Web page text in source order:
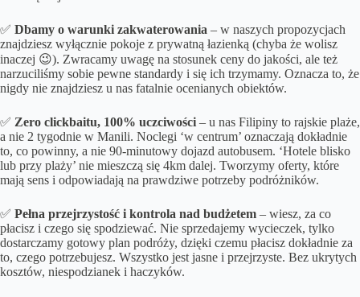
✅ Dbamy o warunki zakwaterowania – w naszych propozycjach
znajdziesz wyłącznie pokoje z prywatną łazienką (chyba że wolisz
inaczej 😉). Zwracamy uwagę na stosunek ceny do jakości, ale też
narzuciliśmy sobie pewne standardy i się ich trzymamy. Oznacza to, że
nigdy nie znajdziesz u nas fatalnie ocenianych obiektów.
✅ Zero clickbaitu, 100% uczciwości – u nas Filipiny to rajskie plaże,
a nie 2 tygodnie w Manili. Noclegi ‘w centrum’ oznaczają dokładnie
to, co powinny, a nie 90-minutowy dojazd autobusem. ‘Hotele blisko
lub przy plaży’ nie mieszczą się 4km dalej. Tworzymy oferty, które
mają sens i odpowiadają na prawdziwe potrzeby podróżników.
✅ Pełna przejrzystość i kontrola nad budżetem – wiesz, za co
płacisz i czego się spodziewać. Nie sprzedajemy wycieczek, tylko
dostarczamy gotowy plan podróży, dzięki czemu płacisz dokładnie za
to, czego potrzebujesz. Wszystko jest jasne i przejrzyste. Bez ukrytych
kosztów, niespodzianek i haczyków.